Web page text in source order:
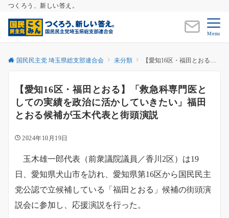
つくろう、新しい答え。
Menu
国民民主党 埼玉県総支部連合会 未分類 【愛知16区・福田とおる】「救急科専門医としての実績を政治に活かしていきたい」福田とおる候補が玉木代表と街頭演説
【愛知16区・福田とおる】「救急科専門医と
しての実績を政治に活かしていきたい」福田
とおる候補が玉木代表と街頭演説
2024年10月19日
玉木雄一郎代表（前衆議院議員／香川2区）は19
日、愛知県犬山市を訪れ、愛知県第16区から国民民主
党公認で立候補している「福田とおる」候補の街頭演
説会に参加し、応援演説を行った。